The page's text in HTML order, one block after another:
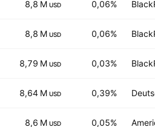
8,8 M USD 0,06%
8,8 M USD 0,06%
8,79 M USD 0,03%
8,64 M USD 0,39%
8,6 M USD 0,05%